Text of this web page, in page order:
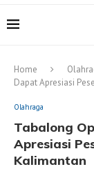
Home
Dapat Apresiasi
Olahraga
Tabalong
Apresiasi
Kalimantan